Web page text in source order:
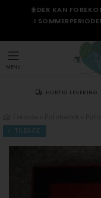
☀️DER KAN
I
MENU
HURTIG LEVERING
TILBAGE